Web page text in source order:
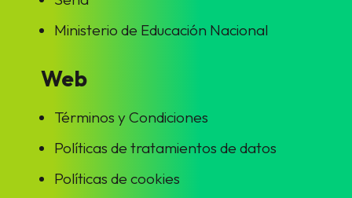
Ministerio de Educación Nacional
Web
Términos y Condiciones
Políticas de tratamientos de datos
Políticas de cookies